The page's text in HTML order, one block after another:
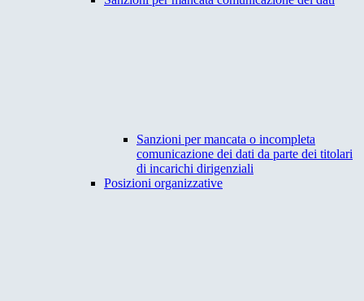
Sanzioni per mancata o incompleta
comunicazione dei dati da parte dei titolari
di incarichi dirigenziali
Posizioni organizzative